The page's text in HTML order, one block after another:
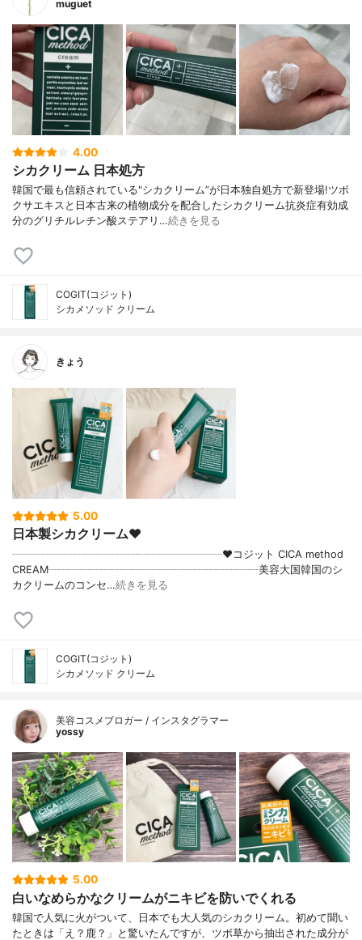
muguet
4.00
シカクリーム 日本処方
韓国で最も信頼されている"シカクリーム”が日本独自処方で新登場!ツボ
クサエキスと日本古来の植物成分を配合したシカクリーム抗炎症有効成
分のグリチルレチン酸ステアリ…続きを見る
COGIT(コジット)
シカメソッド クリーム
きょう
5.00
日本製シカクリーム♥
┈┈┈┈┈┈┈┈┈┈┈┈┈┈┈┈┈┈┈┈♥コジット CICA method
CREAM┈┈┈┈┈┈┈┈┈┈┈┈┈┈┈┈┈┈┈┈美容大国韓国のシ
カクリームのコンセ…続きを見る
COGIT(コジット)
シカメソッド クリーム
美容コスメブロガー / インスタグラマー
yossy
5.00
白いなめらかなクリームがニキビを防いでくれる
韓国で人気に火がついて、日本でも大人気のシカクリーム。初めて聞い
たときは「え？鹿？」と驚いたんですが、ツボ草から抽出された成分が